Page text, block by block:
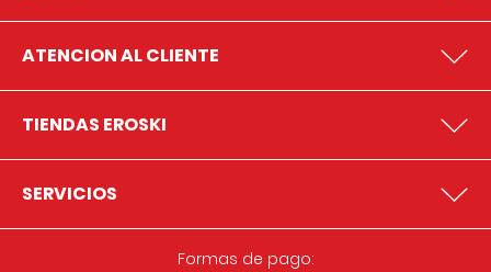
ATENCION AL CLIENTE
TIENDAS EROSKI
SERVICIOS
Formas de pago: